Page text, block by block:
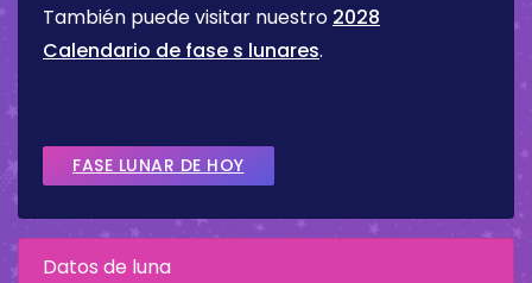
También puede visitar nuestro 2028
Calendario de fase s lunares.
FASE LUNAR DE HOY
Datos de luna